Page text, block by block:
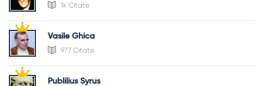
1k Citate
Vasile Ghica
977 Citate
Publilius Syrus